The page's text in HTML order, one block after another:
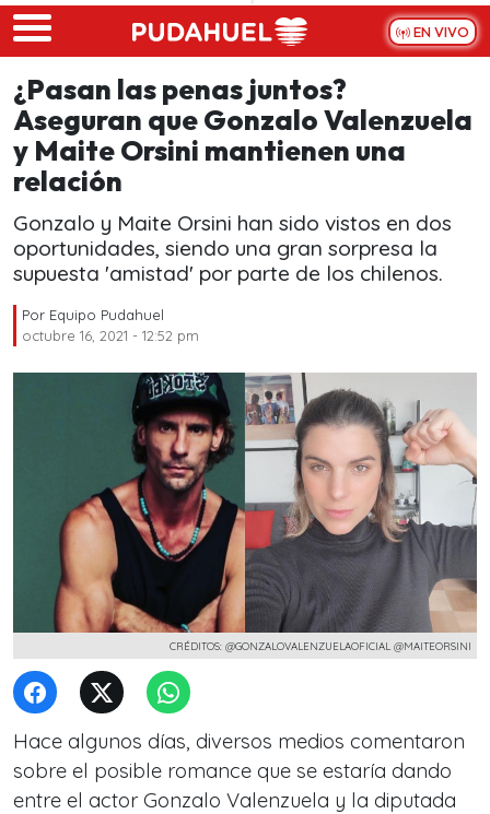
Skip to main content
EN VIVO
¿Pasan las penas juntos?
Aseguran que Gonzalo Valenzuela
y Maite Orsini mantienen una
relación
Gonzalo y Maite Orsini han sido vistos en dos
oportunidades, siendo una gran sorpresa la
supuesta 'amistad' por parte de los chilenos.
Por Equipo Pudahuel
octubre 16, 2021 - 12:52 pm
CRÉDITOS: @GONZALOVALENZUELAOFICIAL @MAITEORSINI
Hace algunos días, diversos medios comentaron
sobre el posible romance que se estaría dando
entre el actor Gonzalo Valenzuela y la diputada